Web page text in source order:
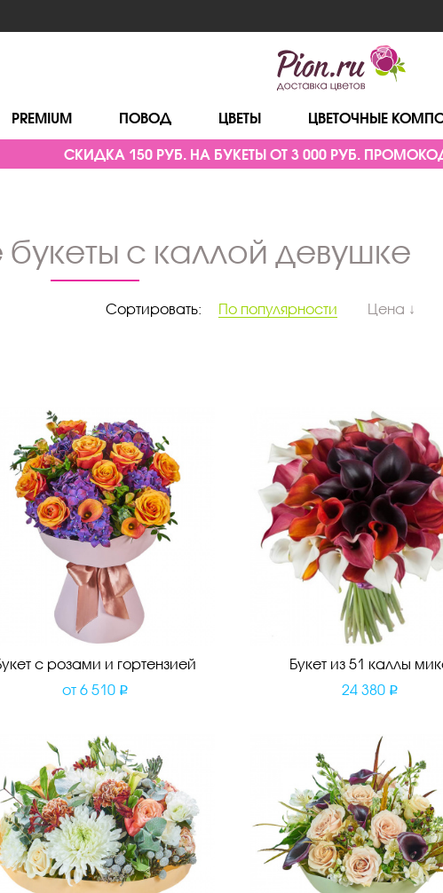
PREMIUM ПОВОД ЦВЕТЫ ЦВЕТОЧНЫЕ
СКИДКА 150 РУБ. НА БУКЕТЫ ОТ 3 000 РУБ.
букеты с каллой девушке
Сортировать: По популярности Цена ↓
с розами и гортензией
от 6 510
Букет из 51 каллы
24 380